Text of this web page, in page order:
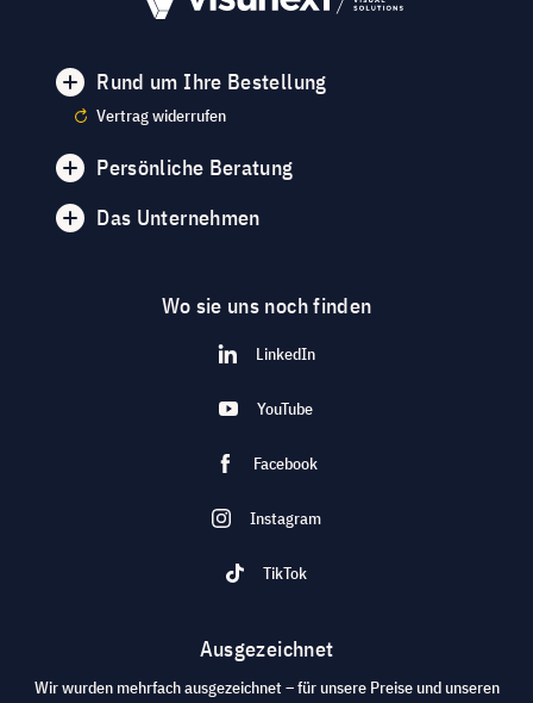
Rund um Ihre Bestellung
Vertrag widerrufen
Persönliche Beratung
Das Unternehmen
Wo sie uns noch finden
LinkedIn
YouTube
Facebook
Instagram
TikTok
Ausgezeichnet
Wir wurden mehrfach ausgezeichnet – für unsere Preise und unseren